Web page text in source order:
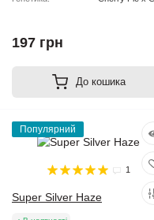
197 грн
До кошика
Популярний
1
Super Silver Haze